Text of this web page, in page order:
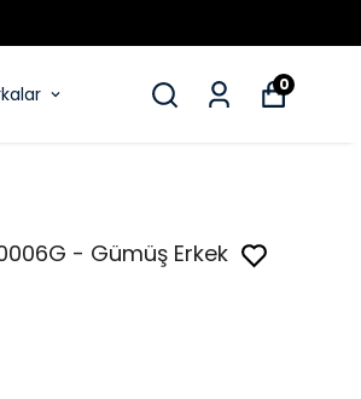
0
- Gümüş Erkek